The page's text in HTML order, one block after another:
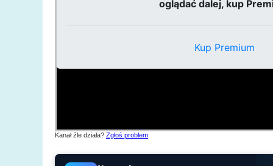
Kanał źle działa? Zgłoś problem